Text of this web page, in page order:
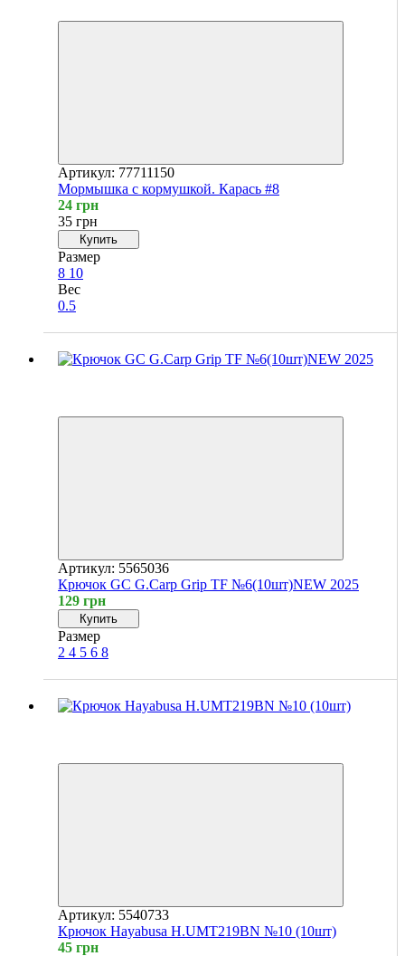
Артикул: 77711150
Мормышка с кормушкой. Карась #8
24 грн
35 грн
Купить
Размер
8 10
Вес
0.5
Артикул: 5565036
Крючок GC G.Carp Grip TF №6(10шт)NEW 2025
129 грн
Купить
Размер
2 4 5 6 8
Артикул: 5540733
Крючок Hayabusa H.UMT219BN №10 (10шт)
45 грн